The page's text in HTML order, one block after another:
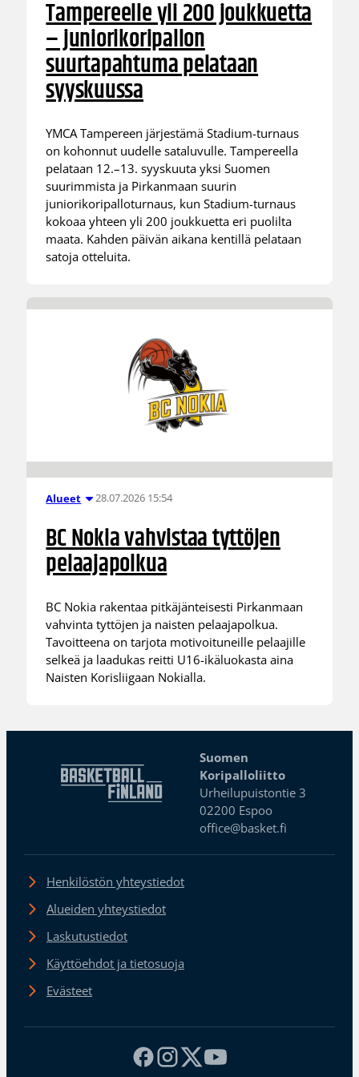
Tampereelle yli 200 joukkuetta
– juniorikoripallon
suurtapahtuma pelataan
syyskuussa
YMCA Tampereen järjestämä Stadium-turnaus
on kohonnut uudelle sataluvulle. Tampereella
pelataan 12.–13. syyskuuta yksi Suomen
suurimmista ja Pirkanmaan suurin
juniorikoripalloturnaus, kun Stadium-turnaus
kokoaa yhteen yli 200 joukkuetta eri puolilta
maata. Kahden päivän aikana kentillä pelataan
satoja otteluita.
Alueet 28.07.2026 15:54
BC Nokia vahvistaa tyttöjen
pelaajapolkua
BC Nokia rakentaa pitkäjänteisesti Pirkanmaan
vahvinta tyttöjen ja naisten pelaajapolkua.
Tavoitteena on tarjota motivoituneille pelaajille
selkeä ja laadukas reitti U16-ikäluokasta aina
Naisten Korisliigaan Nokialla.
Suomen
Koripalloliitto
Urheilupuistontie 3
02200 Espoo
office@basket.fi
Henkilöstön yhteystiedot
Alueiden yhteystiedot
Laskutustiedot
Käyttöehdot ja tietosuoja
Evästeet